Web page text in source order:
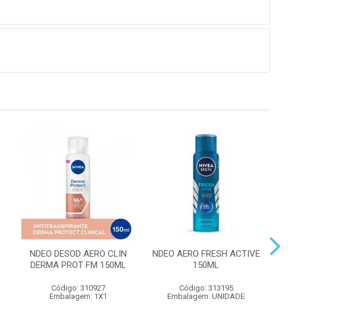
NDEO DESOD AERO CLIN
DERMA PROT FM 150ML
Código: 310927
Embalagem: 1X1
NDEO AERO FRESH ACTIVE
150ML
Código: 313195
Embalagem: UNIDADE